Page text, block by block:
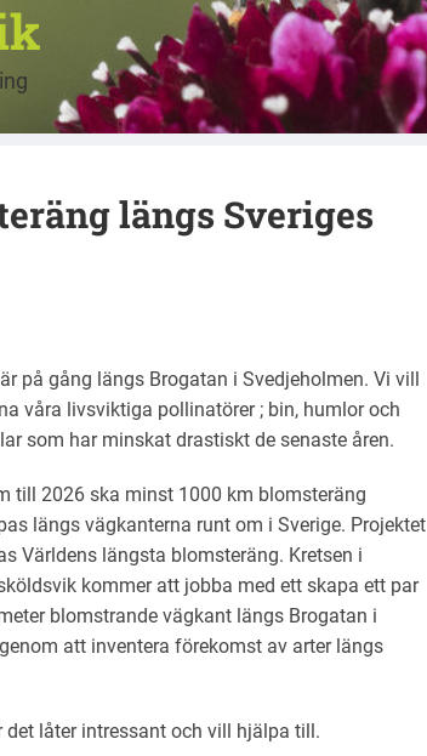
längs Sveriges
på gång längs Brogatan i Svedjeholmen. Vi vill
våra livsviktiga pollinatörer ; bin, humlor och
som har minskat drastiskt de senaste åren.
till 2026 ska minst 1000 km blomsteräng
längs vägkanterna runt om i Sverige. Projektet
Världens längsta blomsteräng. Kretsen i
kommer att jobba med ett skapa ett par
blomstrande vägkant längs Brogatan i
att inventera förekomst av arter längs
låter intressant och vill hjälpa till.